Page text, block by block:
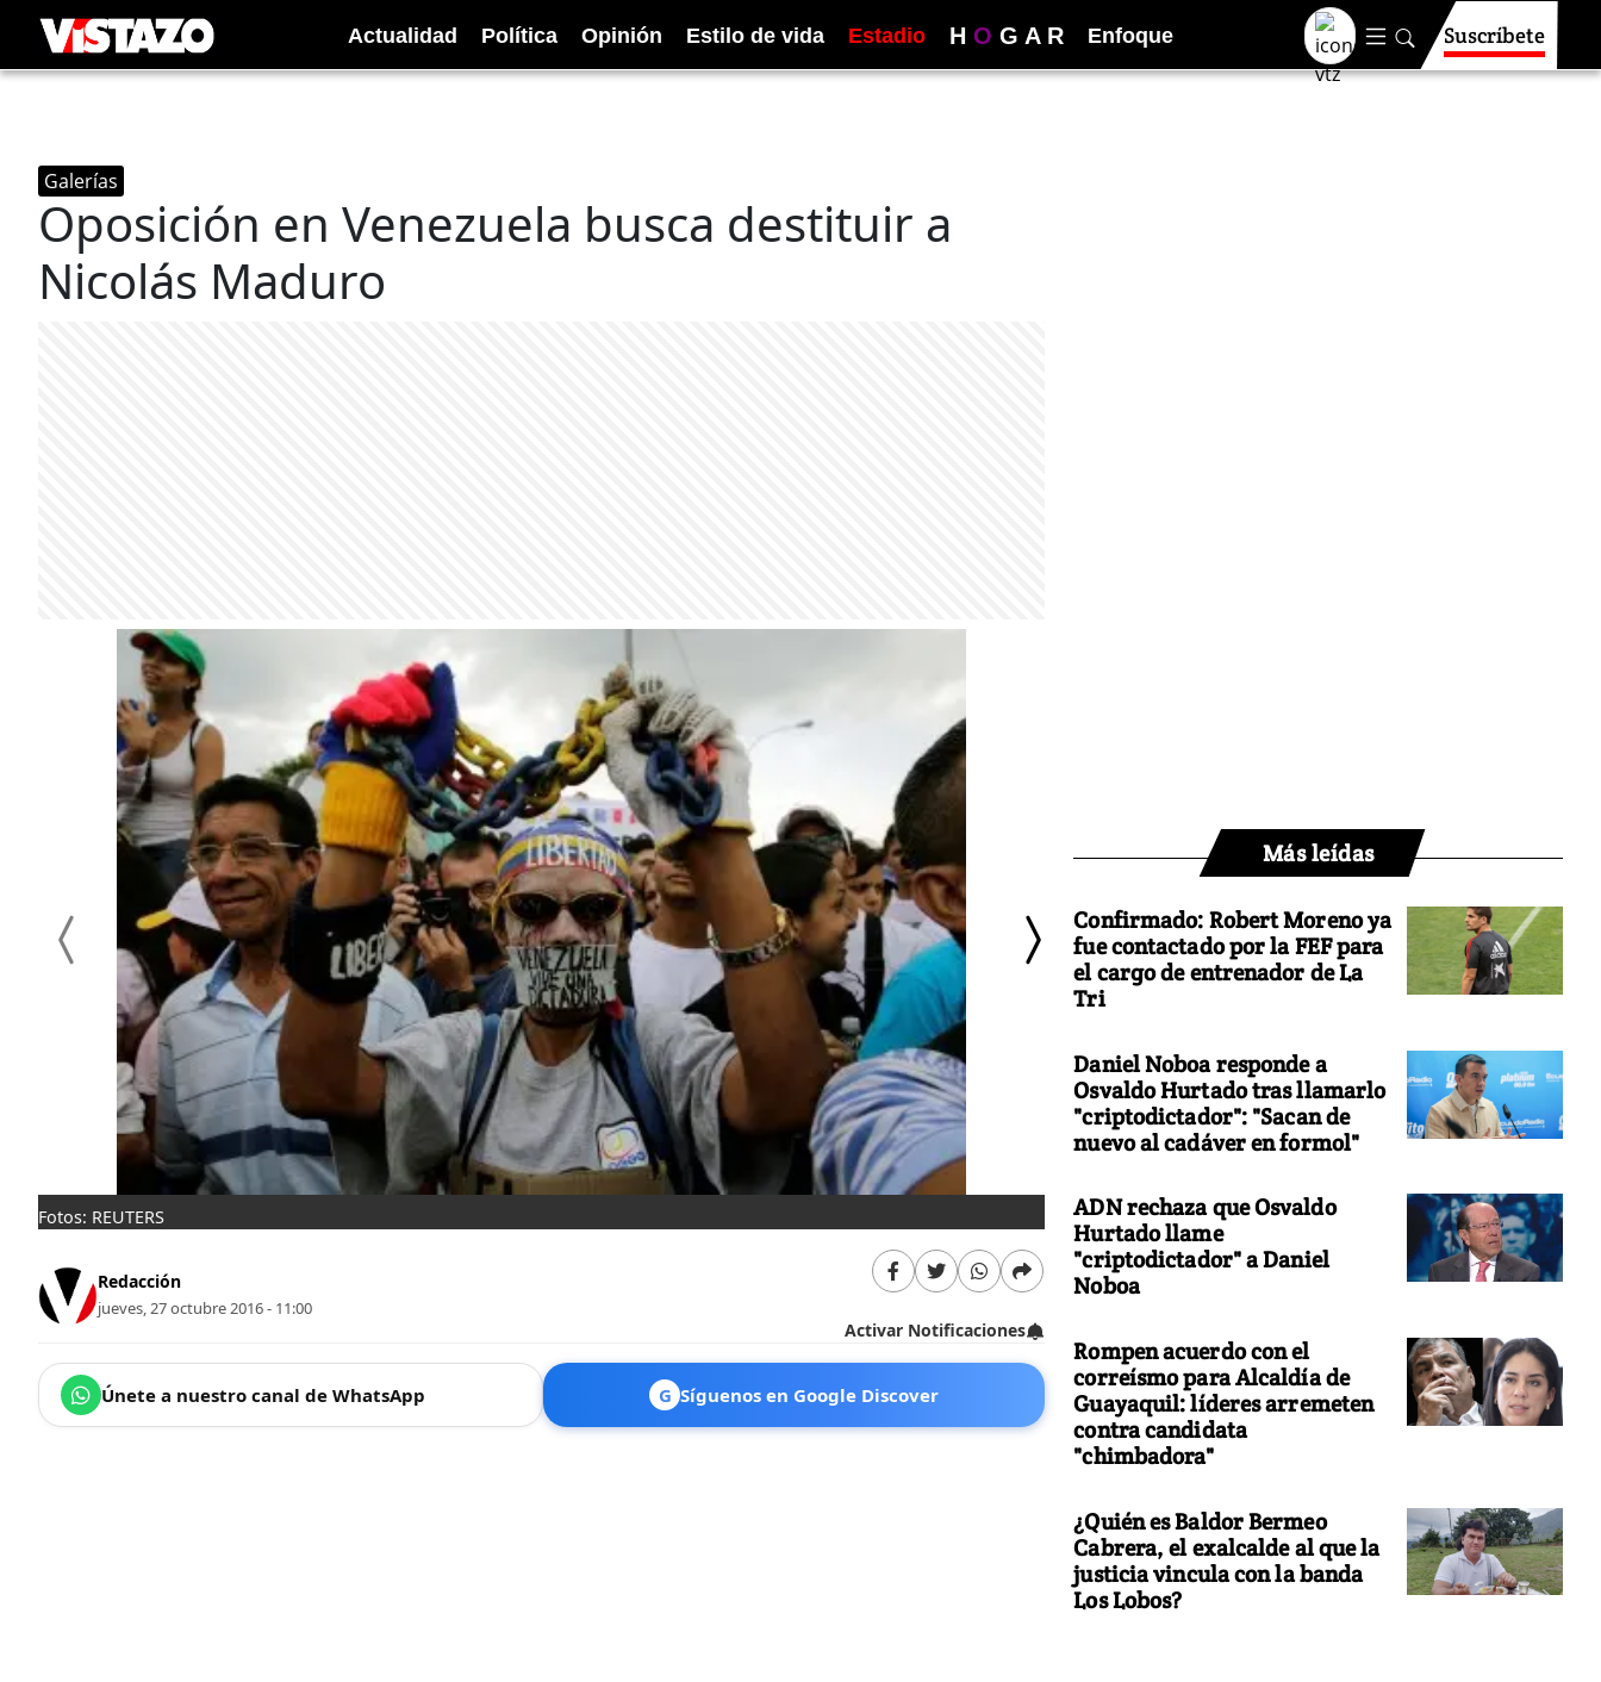
Actualidad Política Opinión Estilo de vida Estadio H O G A R Enfoque Suscríbete
Galerías
Oposición en Venezuela busca destituir a
Nicolás Maduro
Fotos: REUTERS Oposición en Venezuela busca destituir a Nicolás Maduro
Redacción
jueves, 27 octubre 2016 - 11:00
Activar Notificaciones
Únete a nuestro canal de WhatsApp G Síguenos en Google Discover
Más leídas
Confirmado: Robert Moreno ya
fue contactado por la FEF para
el cargo de entrenador de La
Tri
Daniel Noboa responde a
Osvaldo Hurtado tras llamarlo
"criptodictador": "Sacan de
nuevo al cadáver en formol"
ADN rechaza que Osvaldo
Hurtado llame
"criptodictador" a Daniel
Noboa
Rompen acuerdo con el
correísmo para Alcaldía de
Guayaquil: líderes arremeten
contra candidata
"chimbadora"
¿Quién es Baldor Bermeo
Cabrera, el exalcalde al que la
justicia vincula con la banda
Los Lobos?